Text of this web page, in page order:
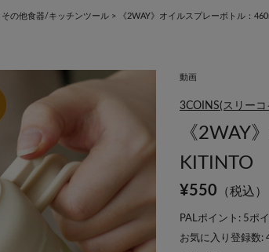
その他食器/キッチンツール > 《2WAY》オイルスプレーボトル：
動画
3COINS(スリーコ
《2WAY
KITINTO
¥550 （税込）
PALポイント: 5ポ
お気に入り登録数: